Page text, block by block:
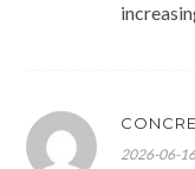
2026-06-